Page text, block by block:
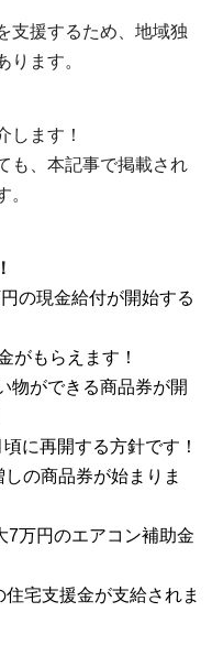
支援するため、地域独
ります。
します！
も、本記事で掲載され
。
の現金給付が開始する
がもらえます！
物ができる商品券が開
に再開する方針です！
の商品券が始まりま
7万円のエアコン補助金
住宅支援金が支給されま